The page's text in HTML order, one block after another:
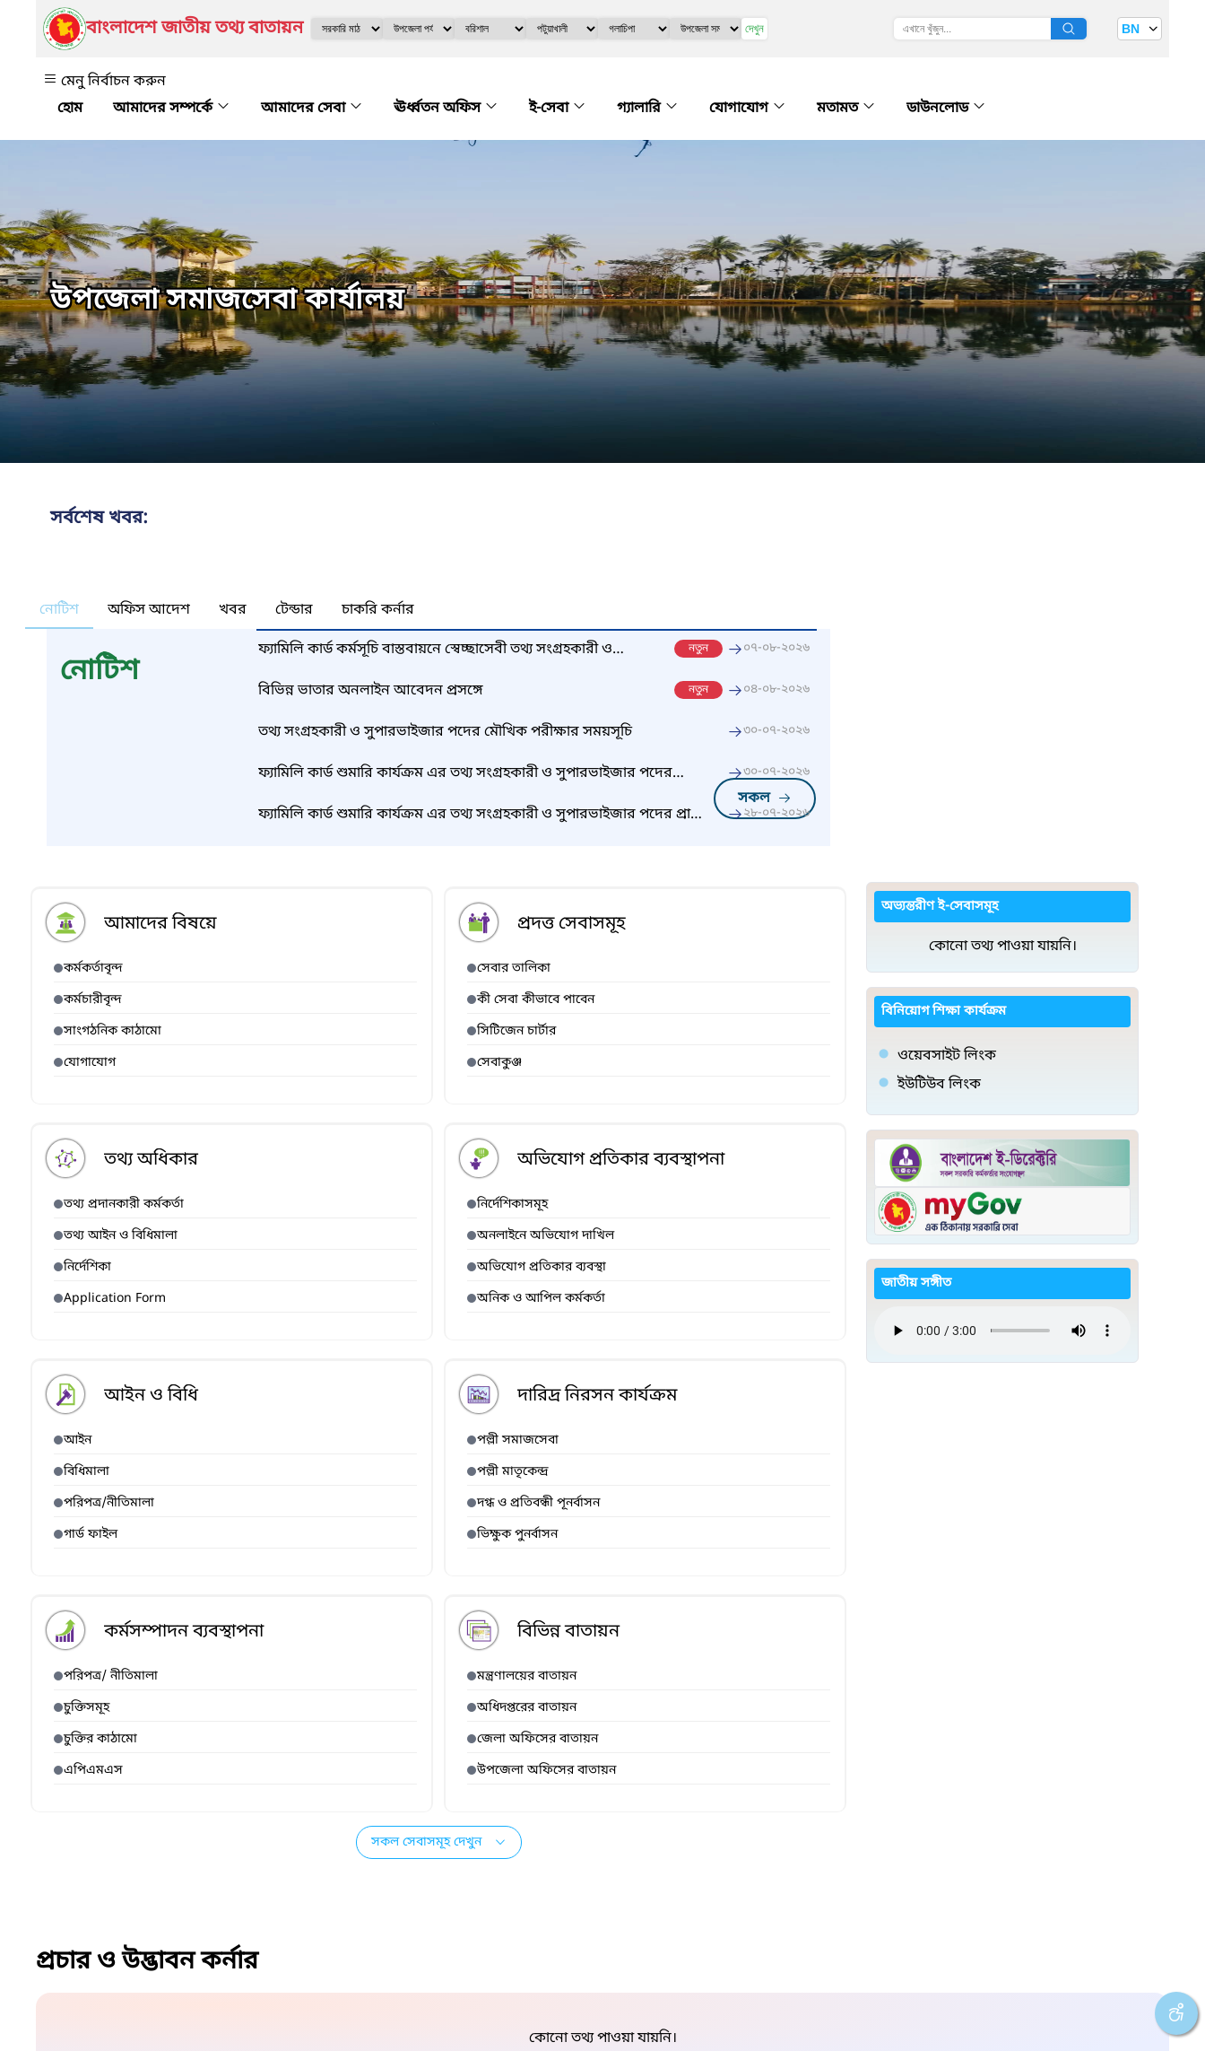
বাংলাদেশ জাতীয় তথ্য বাতায়ন দেখুন BN
মেনু নির্বাচন করুন
আমাদের সম্পর্কে
আমাদের সেবা ঊর্ধ্বতন অফিস ই-সেবা গ্যালারি যোগাযোগ মতামত ডাউনলোড
উপজেলা সমাজসেবা কার্যালয়
সর্বশেষ খবর:
নোটিশ অফিস আদেশ খবর টেন্ডার চাকরি কর্নার
নোটিশ
সকল
ফ্যামিলি কার্ড কর্মসূচি বাস্তবায়নে স্বেচ্ছাসেবী তথ্য সংগ্রহকারী ও
নতুন ০৭-০৮-২০২৬
বিভিন্ন ভাতার অনলাইন আবেদন প্রসঙ্গে নতুন ০৪-০৮-২০২৬
তথ্য সংগ্রহকারী ও সুপারভাইজার পদের মৌখিক পরীক্ষার সময়সূচি ৩০-০৭-২০২৬
ফ্যামিলি কার্ড শুমারি কার্যক্রম এর তথ্য সংগ্রহকারী ও সুপারভাইজার পদের
৩০-০৭-২০২৬
ফ্যামিলি কার্ড শুমারি কার্যক্রম এর তথ্য সংগ্রহকারী ও সুপারভাইজার পদের প্রাক
২৮-০৭-২০২৬
আমাদের বিষয়ে
কর্মকর্তাবৃন্দ
কর্মচারীবৃন্দ
সাংগঠনিক কাঠামো
যোগাযোগ
প্রদত্ত সেবাসমূহ
সেবার তালিকা
কী সেবা কীভাবে পাবেন
সিটিজেন চার্টার
সেবাকুঞ্জ
তথ্য অধিকার
তথ্য প্রদানকারী কর্মকর্তা
তথ্য আইন ও বিধিমালা
নির্দেশিকা
Application Form
অভিযোগ প্রতিকার ব্যবস্থাপনা
নির্দেশিকাসমূহ
অনলাইনে অভিযোগ দাখিল
অভিযোগ প্রতিকার ব্যবস্থা
অনিক ও আপিল কর্মকর্তা
আইন ও বিধি
আইন
বিধিমালা
পরিপত্র/নীতিমালা
গার্ড ফাইল
দারিদ্র নিরসন কার্যক্রম
পল্লী সমাজসেবা
পল্লী মাতৃকেন্দ্র
দগ্ধ ও প্রতিবন্ধী পূনর্বাসন
ভিক্ষুক পুনর্বাসন
কর্মসম্পাদন ব্যবস্থাপনা
পরিপত্র/ নীতিমালা
চুক্তিসমূহ
চুক্তির কাঠামো
এপিএমএস
বিভিন্ন বাতায়ন
মন্ত্রণালয়ের বাতায়ন
অধিদপ্তরের বাতায়ন
জেলা অফিসের বাতায়ন
উপজেলা অফিসের বাতায়ন
সকল সেবাসমূহ দেখুন
অভ্যন্তরীণ ই-সেবাসমূহ
কোনো তথ্য পাওয়া যায়নি।
বিনিয়োগ শিক্ষা কার্যক্রম
ওয়েবসাইট লিংক
ইউটিউব লিংক
জাতীয় সঙ্গীত
প্রচার ও উদ্ভাবন কর্নার
কোনো তথ্য পাওয়া যায়নি।